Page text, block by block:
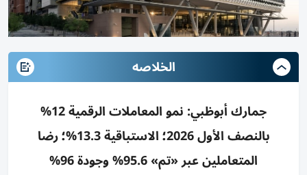
الخلاصه
جمارك أبوظبي: نمو المعاملات الرقمية 12%
بالنصف الأول 2026؛ الاستباقية 13.3%؛ رضا
المتعاملين عبر «تم» 95.6% وجودة 96%